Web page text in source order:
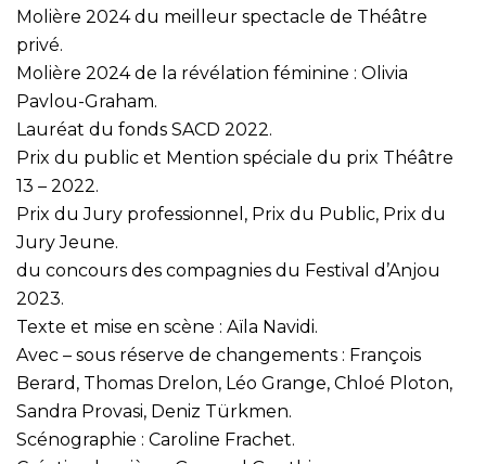
Molière 2024 du meilleur spectacle de Théâtre
privé.
Molière 2024 de la révélation féminine : Olivia
Pavlou-Graham.
Lauréat du fonds SACD 2022.
Prix du public et Mention spéciale du prix Théâtre
13 – 2022.
Prix du Jury professionnel, Prix du Public, Prix du
Jury Jeune.
du concours des compagnies du Festival d’Anjou
2023.
Texte et mise en scène : Aïla Navidi.
Avec – sous réserve de changements : François
Berard, Thomas Drelon, Léo Grange, Chloé Ploton,
Sandra Provasi, Deniz Türkmen.
Scénographie : Caroline Frachet.